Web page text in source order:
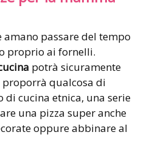
amano passare del tempo
proprio ai fornelli.
potrà sicuramente
qualcosa di
di cucina etnica, una serie
una pizza super anche
oppure abbinare al